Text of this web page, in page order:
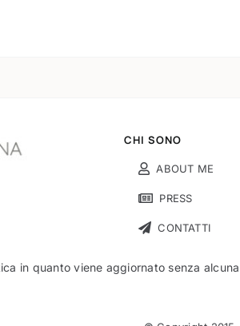
CHI SONO
ABOUT ME
PRESS
CONTATTI
in quanto viene aggiornato senza